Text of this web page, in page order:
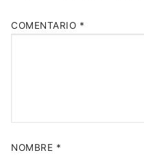
COMENTARIO *
NOMBRE *